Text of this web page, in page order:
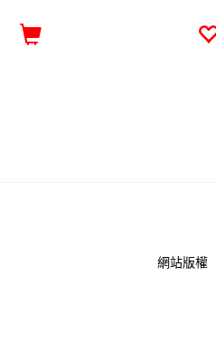
網站版權